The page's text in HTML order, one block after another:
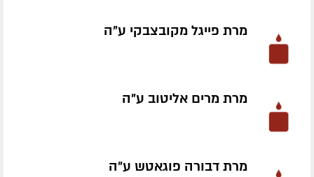
מרת פייגל מקובצבקי ע״ה
מרת מרים אליטוב ע״ה
מרת דבורה פוגאטש ע״ה